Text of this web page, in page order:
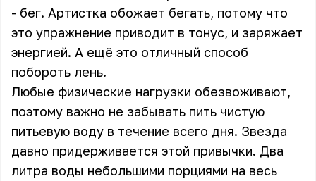
- бег. Артистка обожает бегать, потому что
это упражнение приводит в тонус, и заряжает
энергией. А ещё это отличный способ
побороть лень.
Любые физические нагрузки обезвоживают,
поэтому важно не забывать пить чистую
питьевую воду в течение всего дня. Звезда
давно придерживается этой привычки. Два
литра воды небольшими порциями на весь